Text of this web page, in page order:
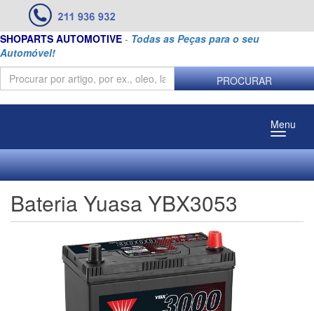
SHOPARTS AUTOMOTIVE - Todas as Peças para o seu
Automóvel!
PROCURAR
Menu
Bateria Yuasa YBX3053